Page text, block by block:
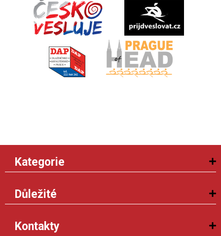
Kategorie
Důležité
Kontakty